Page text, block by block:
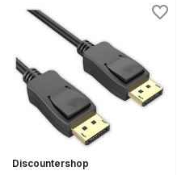
Discountershop